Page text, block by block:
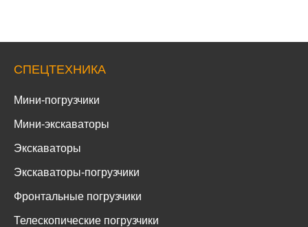
СПЕЦТЕХНИКА
Мини-погрузчики
Мини-экскаваторы
Экскаваторы
Экскаваторы-погрузчики
Фронтальные погрузчики
Телескопические погрузчики